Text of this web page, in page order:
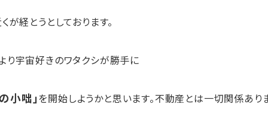
が経とうとしております。
り宇宙好きのワタクシが勝手に
小咄」を開始しようかと思います。不動産とは一切関係あり